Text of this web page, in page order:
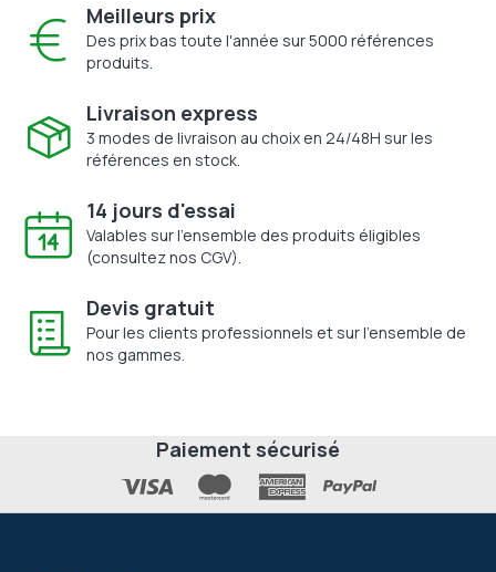
Meilleurs prix
Des prix bas toute l'année sur 5000 références
produits.
Livraison express
3 modes de livraison au choix en 24/48H sur les
références en stock.
14 jours d'essai
Valables sur l'ensemble des produits éligibles
(consultez nos CGV).
Devis gratuit
Pour les clients professionnels et sur l'ensemble de
nos gammes.
Paiement sécurisé